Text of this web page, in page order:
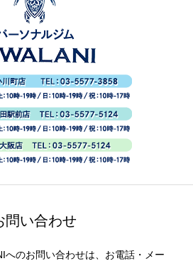
問い合わせ
へのお問い合わせは、お電話・メー